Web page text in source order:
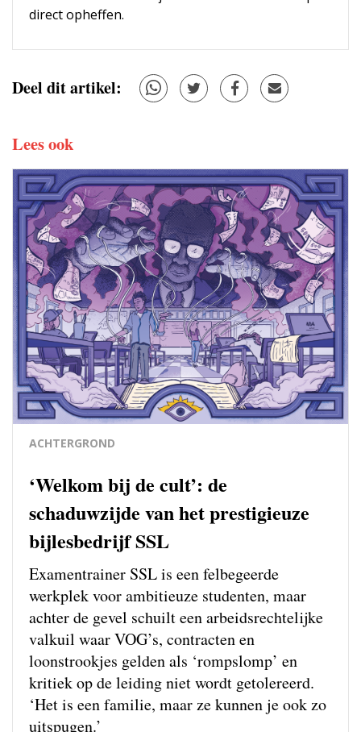
direct opheffen.
Deel dit artikel:
Lees ook
ACHTERGROND
‘Welkom bij de cult’: de
schaduwzijde van het prestigieuze
bijlesbedrijf SSL
Examentrainer SSL is een felbegeerde
werkplek voor ambitieuze studenten, maar
achter de gevel schuilt een arbeidsrechtelijke
valkuil waar VOG’s, contracten en
loonstrookjes gelden als ‘rompslomp’ en
kritiek op de leiding niet wordt getolereerd.
‘Het is een familie, maar ze kunnen je ook zo
uitspugen.’